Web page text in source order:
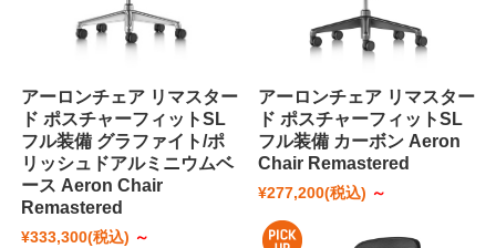
アーロンチェア リマスター
ド ポスチャーフィットSL
フル装備 グラファイト/ポ
リッシュドアルミニウムベ
ース Aeron Chair
Remastered
¥333,300(税込) ～
アーロンチェア リマスター
ド ポスチャーフィットSL
フル装備 カーボン Aeron
Chair Remastered
¥277,200(税込) ～